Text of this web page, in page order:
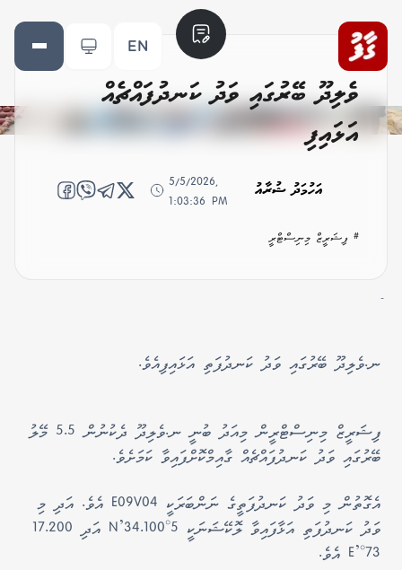
EN
ވެލިދޫ ބޭރުގައި ވަދު ކަނދުފައްޗެއް
އަޅައިފި
އަހުމަދު ޝުރާއު
5/5/2026,
1:03:36 PM
# ފިޝަރީޒް މިނިސްޓްރީ
-
ނ.ވެލިދޫ ބޭރުގައި ވަދު ކަނދުފަތި އަޅައިފިއެވެ.
ފިޝަރީޒް މިނިސްޓްރީން މިއަދު ބުނީ ނ.ވެލިދޫ ދެކުނުން 5.5 މޭލު
ބޭރުގައި ވަދު ކަނދުފައްޗެއް ގާއިމްކޮށްފައިވާ ކަމަށެވެ.
އެގޮތުން މި ވަދު ކަނދުފަތީގެ ނަންބަރަކީ E09V04 އެވެ. އަދި މި
ވަދު ކަނދުފަތި އަޅާފައިވާ ލޮކޭޝަނަކީ 5°34.100’N އަދި 17.200
73°’E އެވެ.